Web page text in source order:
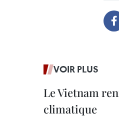
VOIR PLUS
Le Vietnam
climatique